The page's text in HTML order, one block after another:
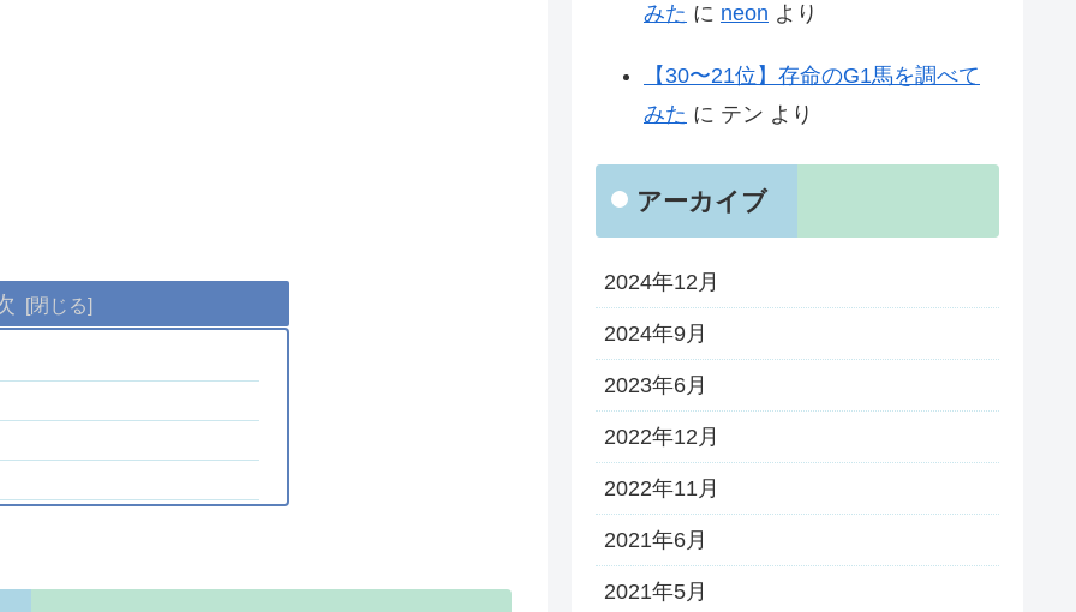
みた に neon より
【30〜21位】存命のG1馬を調べて
みた に テン より
アーカイブ
2024年12月
2024年9月
2023年6月
2022年12月
2022年11月
2021年6月
2021年5月